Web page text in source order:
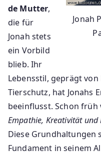
Jonah
de Mutter,
die für
Jonah stets
ein Vorbild
blieb. Ihr
Lebensstil, geprägt
Tierschutz, hat Jonahs
beeinflusst. Schon
Empathie, Kreativität und
Diese Grundhaltungen
Fundament in seinem